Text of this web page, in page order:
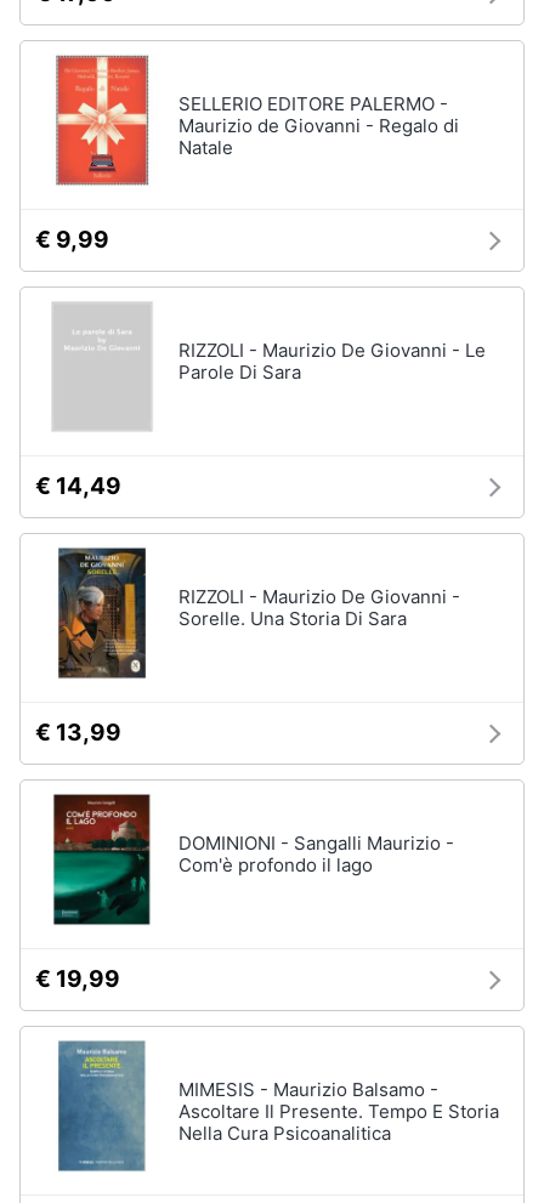
SELLERIO EDITORE PALERMO -
Maurizio de Giovanni - Regalo di
Natale
€ 9,99
RIZZOLI - Maurizio De Giovanni - Le
Parole Di Sara
€ 14,49
RIZZOLI - Maurizio De Giovanni -
Sorelle. Una Storia Di Sara
€ 13,99
DOMINIONI - Sangalli Maurizio -
Com'è profondo il lago
€ 19,99
MIMESIS - Maurizio Balsamo -
Ascoltare Il Presente. Tempo E Storia
Nella Cura Psicoanalitica